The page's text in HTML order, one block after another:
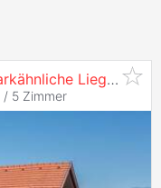
Liegenschaft mit Schöckelblick
/ 5 Zimmer